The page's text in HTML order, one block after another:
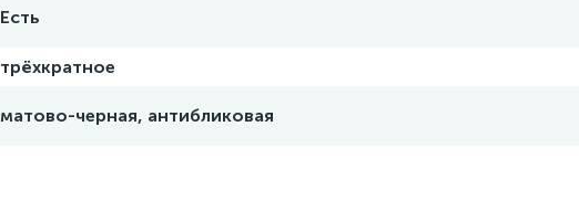
Есть
трёхкратное
матово-черная, антибликовая